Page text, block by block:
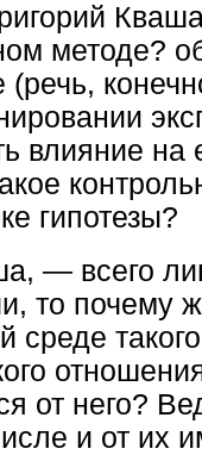
методе?
(речь,
влияние на
гипотезы?
— всего
то почему
среде
от него?
и от их